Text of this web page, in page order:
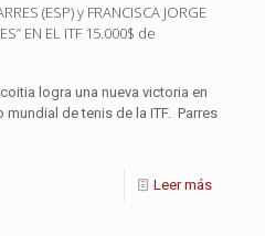
(ESP) y FRANCISCA JORGE
EN EL ITF 15.000$ de
logra una nueva victoria en
de tenis de la ITF. Parres
Leer más